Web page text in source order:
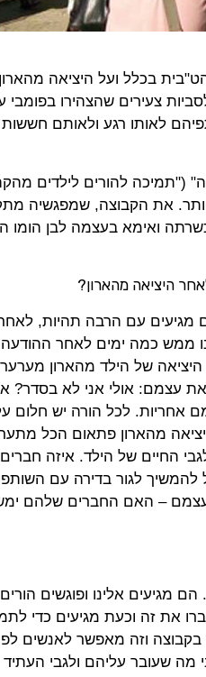
בכלל ועל היציאה
צעירים שהצהירו בפומבי
לאותו רגע ולאותם חששות
("תמיכה להורים לילדים
יותר. את הקבוצה, שמפגשיה
ואימא בעצמה לבן הומו
היציאה מהארון?
מגיעים עם הרבה תהיות,
ממש כמה ימים לאחר
היציאה של הילד מהארון
עצמם: אולי אני לא בסדר?
אחריות. לכל הורה יש חלום
מהארון פתאום הכל
של הילד. איזה חברים
להמשיך לגור בדירה עם
– האם החברים שלהם
מגיעים אלינו ופוגשים
את זה וכעת מגיעים כדי
וזה מאפשר לאנשים
מה שעובר עליהם ולגבי